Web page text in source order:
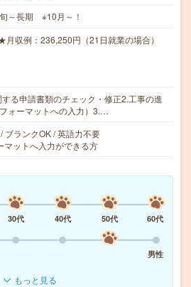
～長期 ※10月～！
収例：236,250円（21日就業の場合）
る申請書類のチェック・修正2.工事の進
ォーマットへの入力）3.…
ブランクOK / 英語力不要
マットへ入力ができる方
30代 40代 50代
60代
男性
もっと見る